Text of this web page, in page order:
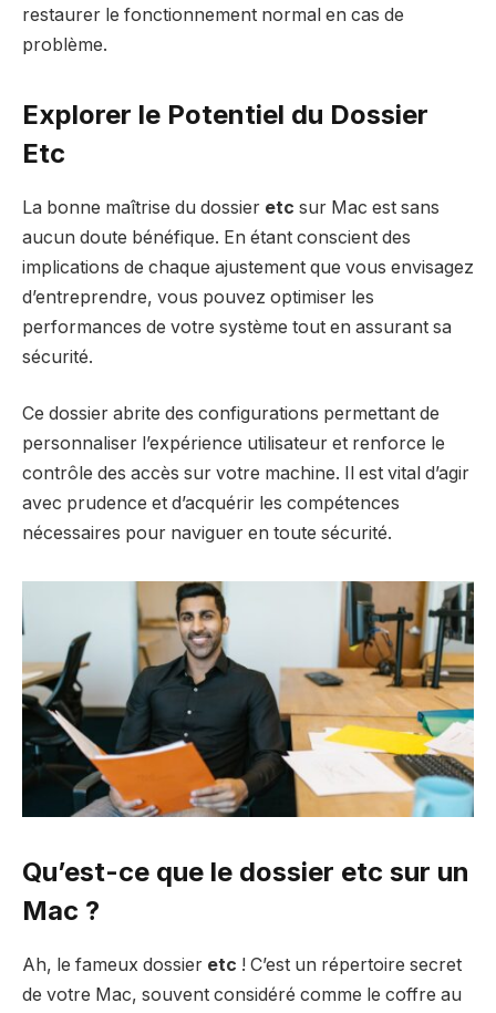
restaurer le fonctionnement normal en cas de
problème.
Explorer le Potentiel du Dossier
Etc
La bonne maîtrise du dossier etc sur Mac est sans
aucun doute bénéfique. En étant conscient des
implications de chaque ajustement que vous envisagez
d’entreprendre, vous pouvez optimiser les
performances de votre système tout en assurant sa
sécurité.
Ce dossier abrite des configurations permettant de
personnaliser l’expérience utilisateur et renforce le
contrôle des accès sur votre machine. Il est vital d’agir
avec prudence et d’acquérir les compétences
nécessaires pour naviguer en toute sécurité.
Qu’est-ce que le dossier etc sur un
Mac ?
Ah, le fameux dossier etc ! C’est un répertoire secret
de votre Mac, souvent considéré comme le coffre au